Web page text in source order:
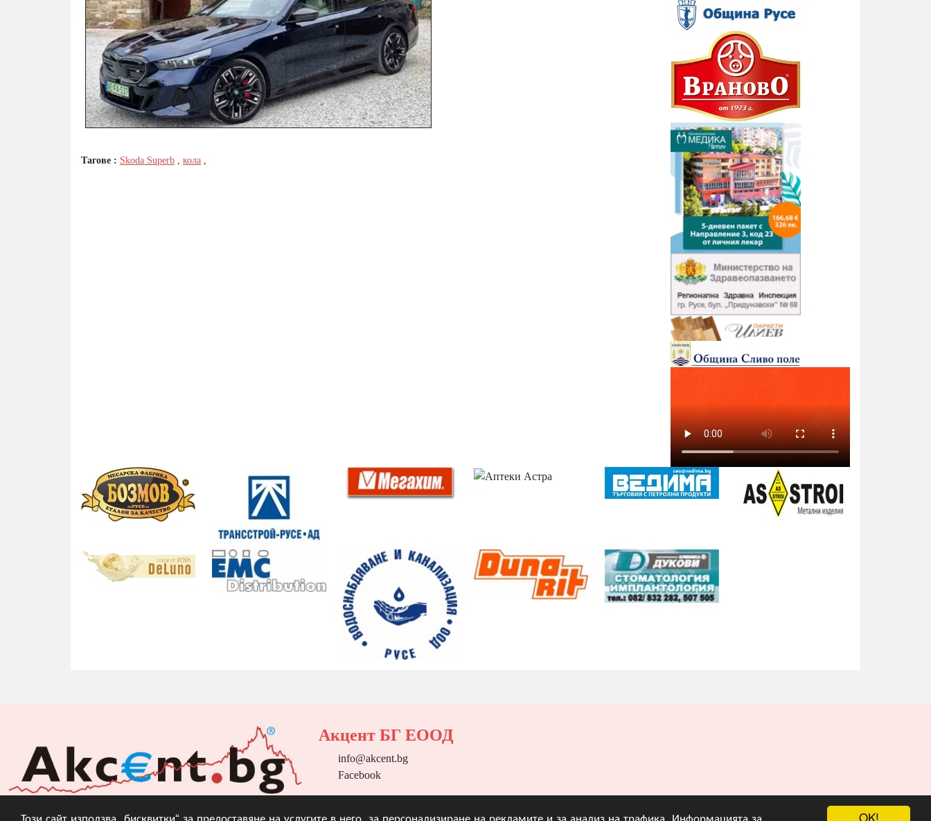
OK!
Този сайт използва „бисквитки“ за предоставяне на услугите в него, за персонализиране на рекламите и за анализ на трафика. Информацията за
Тагове : Skoda Superb , кола ,
Акцент БГ ЕООД
info@akcent.bg
Facebook